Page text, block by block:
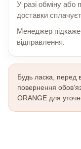
У разі обміну або
доставки
Менеджер
відправлення.
Будь ласка, перед
повернення
ORANGE для